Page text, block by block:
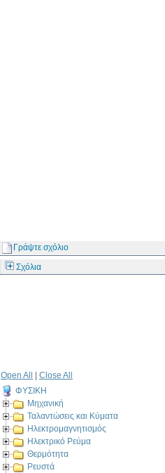
Γράψτε σχόλιο
Σχόλια
Open All
Close All
ΦΥΣΙΚΗ
Μηχανική
Ταλαντώσεις και Κύματα
Ηλεκτρομαγνητισμός
Ηλεκτρικό Ρεύμα
Θερμότητα
Ρευστά